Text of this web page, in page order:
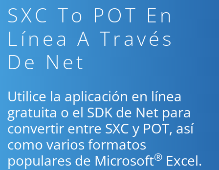
SXC To POT En
Línea A Través
De Net
Utilice la aplicación en línea
gratuita o el SDK de Net para
convertir entre SXC y POT, así
como varios formatos
populares de Microsoft® Excel.